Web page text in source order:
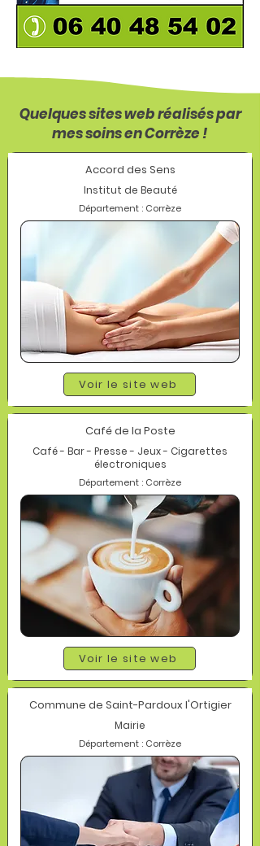
Quelques sites web réalisés par
mes soins en Corrèze !
Accord des Sens
Institut de Beauté
Département : Corrèze
Voir le site web
Café de la Poste
Café - Bar - Presse - Jeux - Cigarettes
électroniques
Département : Corrèze
Voir le site web
Commune de Saint-Pardoux l'Ortigier
Mairie
Département : Corrèze